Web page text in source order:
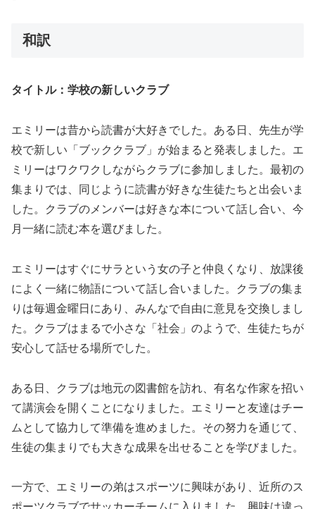
和訳
タイトル：学校の新しいクラブ
エミリーは昔から読書が大好きでした。ある日、先生が学
校で新しい「ブッククラブ」が始まると発表しました。エ
ミリーはワクワクしながらクラブに参加しました。最初の
集まりでは、同じように読書が好きな生徒たちと出会いま
した。クラブのメンバーは好きな本について話し合い、今
月一緒に読む本を選びました。
エミリーはすぐにサラという女の子と仲良くなり、放課後
によく一緒に物語について話し合いました。クラブの集ま
りは毎週金曜日にあり、みんなで自由に意見を交換しまし
た。クラブはまるで小さな「社会」のようで、生徒たちが
安心して話せる場所でした。
ある日、クラブは地元の図書館を訪れ、有名な作家を招い
て講演会を開くことになりました。エミリーと友達はチー
ムとして協力して準備を進めました。その努力を通じて、
生徒の集まりでも大きな成果を出せることを学びました。
一方で、エミリーの弟はスポーツに興味があり、近所のス